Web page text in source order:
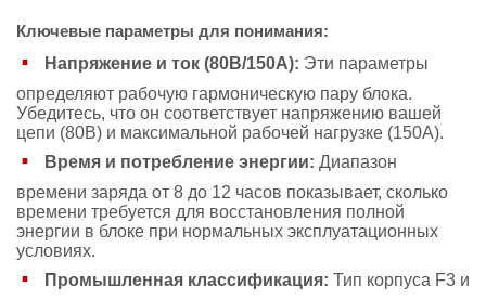
Ключевые параметры для понимания:
Напряжение и ток (80В/150А): Эти параметры
определяют рабочую гармоническую пару блока.
Убедитесь, что он соответствует напряжению вашей
цепи (80В) и максимальной рабочей нагрузке (150А).
Время и потребление энергии: Диапазон
времени заряда от 8 до 12 часов показывает, сколько
времени требуется для восстановления полной
энергии в блоке при нормальных эксплуатационных
условиях.
Промышленная классификация: Тип корпуса F3 и